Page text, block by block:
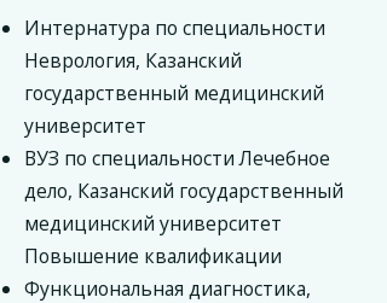
Интернатура по специальности
Неврология, Казанский
государственный медицинский
университет
ВУЗ по специальности Лечебное
дело, Казанский государственный
медицинский университет
Повышение квалификации
Функциональная диагностика,